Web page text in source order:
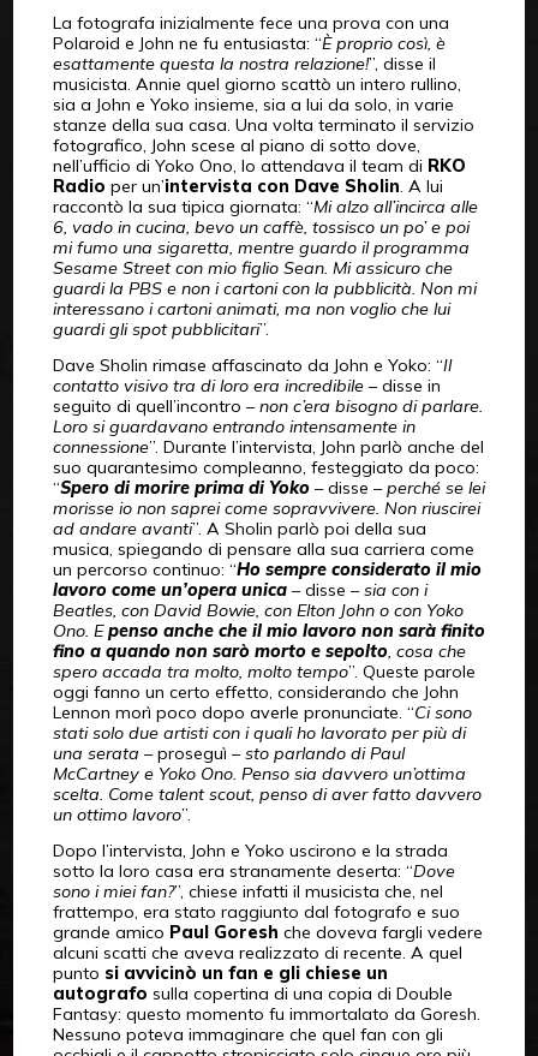
La fotografa inizialmente fece una prova con una
Polaroid e John ne fu entusiasta: “È proprio così, è
esattamente questa la nostra relazione!”, disse il
musicista. Annie quel giorno scattò un intero rullino,
sia a John e Yoko insieme, sia a lui da solo, in varie
stanze della sua casa. Una volta terminato il servizio
fotografico, John scese al piano di sotto dove,
nell’ufficio di Yoko Ono, lo attendava il team di RKO
Radio per un’intervista con Dave Sholin. A lui
raccontò la sua tipica giornata: “Mi alzo all’incirca alle
6, vado in cucina, bevo un caffè, tossisco un po’ e poi
mi fumo una sigaretta, mentre guardo il programma
Sesame Street con mio figlio Sean. Mi assicuro che
guardi la PBS e non i cartoni con la pubblicità. Non mi
interessano i cartoni animati, ma non voglio che lui
guardi gli spot pubblicitari”.
Dave Sholin rimase affascinato da John e Yoko: “Il
contatto visivo tra di loro era incredibile– disse in
seguito di quell’incontro –non c’era bisogno di parlare.
Loro si guardavano entrando intensamente in
connessione”. Durante l’intervista, John parlò anche del
suo quarantesimo compleanno, festeggiato da poco:
“Spero di morire prima di Yoko– disse –perché se lei
morisse io non saprei come sopravvivere. Non riuscirei
ad andare avanti”. A Sholin parlò poi della sua
musica, spiegando di pensare alla sua carriera come
un percorso continuo: “Ho sempre considerato il mio
lavoro come un’opera unica– disse –sia con i
Beatles, con David Bowie, con Elton John o con Yoko
Ono. Epenso anche che il mio lavoro non sarà finito
fino a quando non sarò morto e sepolto, cosa che
spero accada tra molto, molto tempo”. Queste parole
oggi fanno un certo effetto, considerando che John
Lennon morì poco dopo averle pronunciate. “Ci sono
stati solo due artisti con i quali ho lavorato per più di
una serata – proseguì –sto parlando di Paul
McCartney e Yoko Ono. Penso sia davvero un’ottima
scelta. Come talent scout, penso di aver fatto davvero
un ottimo lavoro”.
Dopo l’intervista, John e Yoko uscirono e la strada
sotto la loro casa era stranamente deserta: “Dove
sono i miei fan?”, chiese infatti il musicista che, nel
frattempo, era stato raggiunto dal fotografo e suo
grande amico Paul Goresh che doveva fargli vedere
alcuni scatti che aveva realizzato di recente. A quel
punto si avvicinò un fan e gli chiese un
autografo sulla copertina di una copia di Double
Fantasy: questo momento fu immortalato da Goresh.
Nessuno poteva immaginare che quel fan con gli